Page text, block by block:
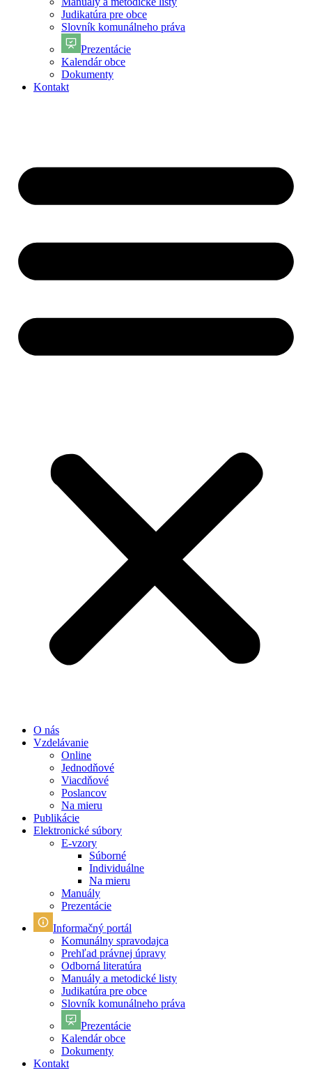
Judikatúra pre obce
Slovník komunálneho práva
Prezentácie
Kalendár obce
Dokumenty
Kontakt
O nás
Vzdelávanie
Online
Jednodňové
Viacdňové
Poslancov
Na mieru
Publikácie
Elektronické súbory
E-vzory
Súborné
Individuálne
Na mieru
Manuály
Prezentácie
Informačný portál
Komunálny spravodajca
Prehľad právnej úpravy
Odborná literatúra
Manuály a metodické listy
Judikatúra pre obce
Slovník komunálneho práva
Prezentácie
Kalendár obce
Dokumenty
Kontakt